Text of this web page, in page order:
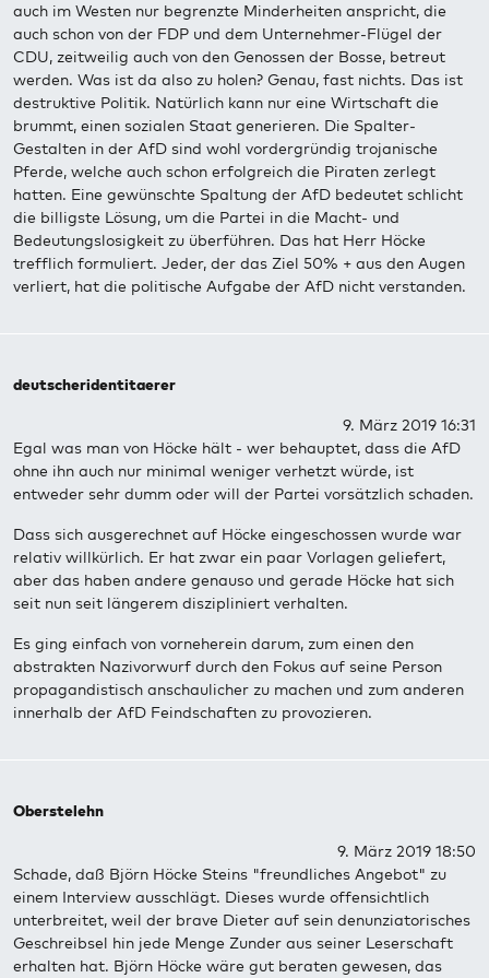
auch im Westen nur begrenzte Minderheiten anspricht, die
auch schon von der FDP und dem Unternehmer-Flügel der
CDU, zeitweilig auch von den Genossen der Bosse, betreut
werden. Was ist da also zu holen? Genau, fast nichts. Das ist
destruktive Politik. Natürlich kann nur eine Wirtschaft die
brummt, einen sozialen Staat generieren. Die Spalter-
Gestalten in der AfD sind wohl vordergründig trojanische
Pferde, welche auch schon erfolgreich die Piraten zerlegt
hatten. Eine gewünschte Spaltung der AfD bedeutet schlicht
die billigste Lösung, um die Partei in die Macht- und
Bedeutungslosigkeit zu überführen. Das hat Herr Höcke
trefflich formuliert. Jeder, der das Ziel 50% + aus den Augen
verliert, hat die politische Aufgabe der AfD nicht verstanden.
deutscheridentitaerer
9. März 2019 16:31
Egal was man von Höcke hält - wer behauptet, dass die AfD
ohne ihn auch nur minimal weniger verhetzt würde, ist
entweder sehr dumm oder will der Partei vorsätzlich schaden.
Dass sich ausgerechnet auf Höcke eingeschossen wurde war
relativ willkürlich. Er hat zwar ein paar Vorlagen geliefert,
aber das haben andere genauso und gerade Höcke hat sich
seit nun seit längerem diszipliniert verhalten.
Es ging einfach von vorneherein darum, zum einen den
abstrakten Nazivorwurf durch den Fokus auf seine Person
propagandistisch anschaulicher zu machen und zum anderen
innerhalb der AfD Feindschaften zu provozieren.
Oberstelehn
9. März 2019 18:50
Schade, daß Björn Höcke Steins "freundliches Angebot" zu
einem Interview ausschlägt. Dieses wurde offensichtlich
unterbreitet, weil der brave Dieter auf sein denunziatorisches
Geschreibsel hin jede Menge Zunder aus seiner Leserschaft
erhalten hat. Björn Höcke wäre gut beraten gewesen, das